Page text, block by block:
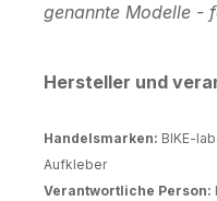
genannte Modelle -
Hersteller und
Handelsmarken: BIKE-
Aufkleber
Verantwortliche Person: